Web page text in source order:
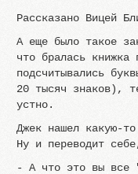
Рассказано Вицей
А еще было такое
что бралась книжка
подсчитывались
20 тысяч знаков),
устно.
Джек нашел какую-
Ну и переводит
- А что это вы все